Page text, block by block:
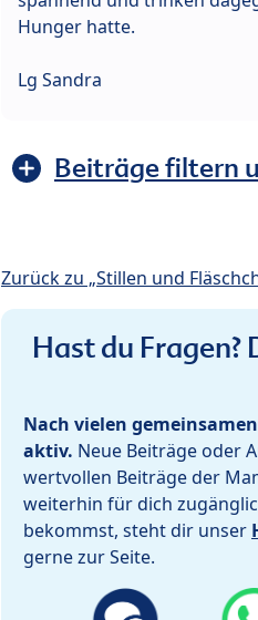
Hunger hatte.
Lg Sandra
Beiträge filtern
Zurück zu „Stillen und
Hast du Fragen?
Nach vielen
aktiv. Neue Beiträge oder
wertvollen Beiträge der
weiterhin für dich
bekommst, steht dir unser
gerne zur Seite.